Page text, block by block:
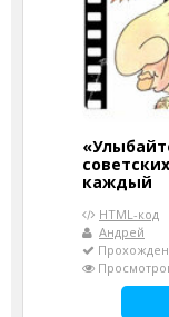
каждый
HTML-код
Андрей